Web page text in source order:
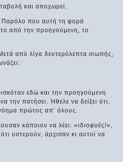
και αποχωρεί.
Παρόλο που αυτή τη φορά
από την προηγούμενη, το
από λίγα δευτερόλεπτα σιωπής,
εδώ και την προηγούμενη
την πατήσει. Ήθελε να δείξει ότι,
πρώτος απ’ όλους.
κάποιον να λέει: «ιδιοφυές!»,
υστερούν, άρχισαν κι αυτοί να